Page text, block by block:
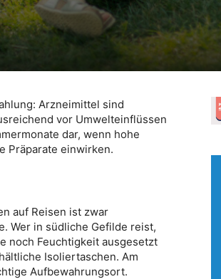
Arzneimittel sind
vor Umwelteinflüssen
dar, wenn hohe
Präparate einwirken.
auf Reisen ist zwar
Wer in südliche Gefilde reist,
noch Feuchtigkeit ausgesetzt
Isoliertaschen. Am
Aufbewahrungsort.